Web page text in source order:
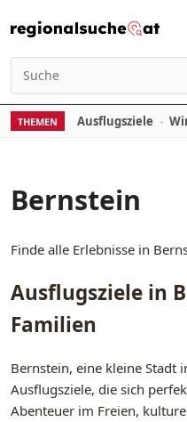
Suchen nach:
THEMEN Ausflugsziele
Bernstein
Finde alle Erlebnisse in
Ausflugsziele in
Familien
Bernstein, eine kleine Stadt
Ausflugsziele, die sich
Abenteuer im Freien,